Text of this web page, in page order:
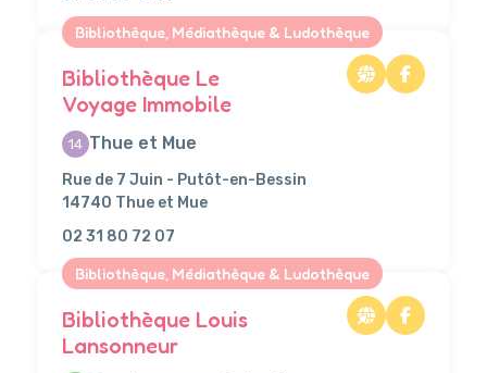
Bibliothèque, Médiathèque & Ludothèque
Bibliothèque Le
Voyage Immobile
14 Thue et Mue
Rue de 7 Juin - Putôt-en-Bessin
14740 Thue et Mue
02 31 80 72 07
Bibliothèque, Médiathèque & Ludothèque
Bibliothèque Louis
Lansonneur